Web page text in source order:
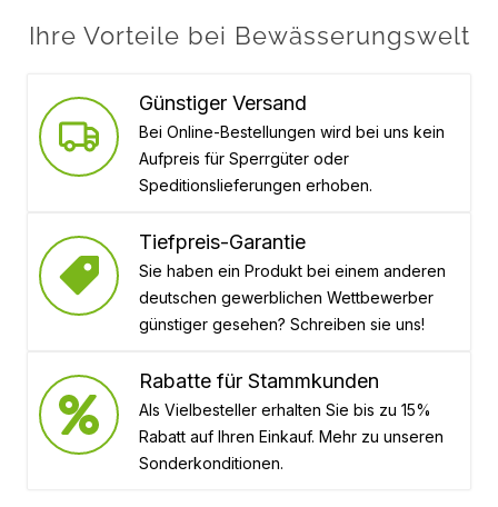
Ihre Vorteile bei Bewässerungswelt
Günstiger Versand
Bei Online-Bestellungen wird bei uns kein
Aufpreis für Sperrgüter oder
Speditionslieferungen erhoben.
Tiefpreis-Garantie
Sie haben ein Produkt bei einem anderen
deutschen gewerblichen Wettbewerber
günstiger gesehen? Schreiben sie uns!
Rabatte für Stammkunden
Als Vielbesteller erhalten Sie bis zu 15%
Rabatt auf Ihren Einkauf. Mehr zu unseren
Sonderkonditionen.